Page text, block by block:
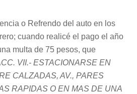
o Refrendo del auto en los
cuando realicé el pago el año
multa de 75 pesos, que
VII.- ESTACIONARSE EN
CALZADAS, AV., PARES
RAPIDAS O EN MAS DE UNA